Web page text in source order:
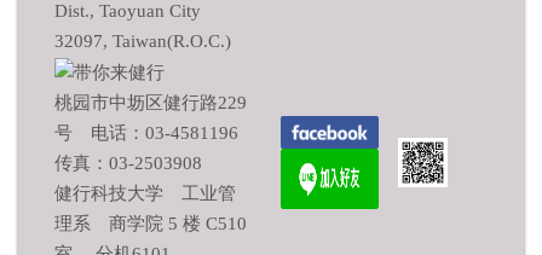
Dist., Taoyuan City
32097, Taiwan(R.O.C.)
桃园市中坜区健行路229
号 电话：03-4581196
传真：03-2503908
健行科技大学 工业管
理系 商学院 5 楼 C510